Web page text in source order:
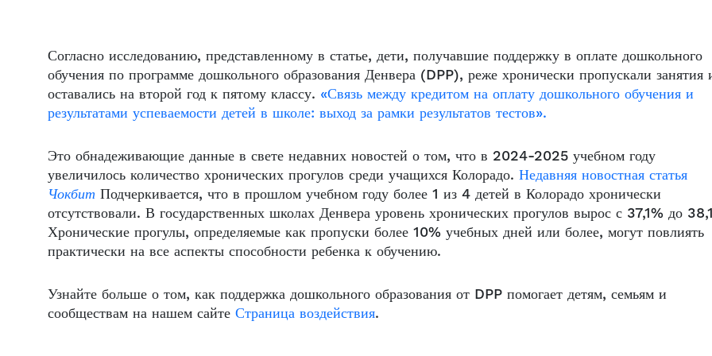
Согласно исследованию, представленному в статье, дети, получавшие поддержку в оплате дошкольного
обучения по программе дошкольного образования Денвера (DPP), реже хронически пропускали занятия
оставались на второй год к пятому классу. «Связь между кредитом на оплату дошкольного обучения и
результатами успеваемости детей в школе: выход за рамки результатов тестов».
Это обнадеживающие данные в свете недавних новостей о том, что в 2024-2025 учебном году
увеличилось количество хронических прогулов среди учащихся Колорадо. Недавняя новостная статья
Чокбит Подчеркивается, что в прошлом учебном году более 1 из 4 детей в Колорадо хронически
отсутствовали. В государственных школах Денвера уровень хронических прогулов вырос с 37,1% до
Хронические прогулы, определяемые как пропуски более 10% учебных дней или более, могут повлиять
практически на все аспекты способности ребенка к обучению.
Узнайте больше о том, как поддержка дошкольного образования от DPP помогает детям, семьям и
сообществам на нашем сайте Страница воздействия.